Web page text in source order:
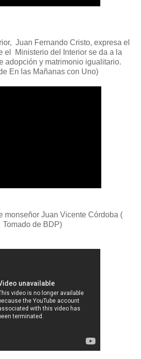
Juan Fernando Cristo, expresa el
el Ministerio del Interior se da a la
adopción y matrimonio igualitario.
En las Mañanas con Uno)
monseñor Juan Vicente Córdoba (
Tomado de BDP)